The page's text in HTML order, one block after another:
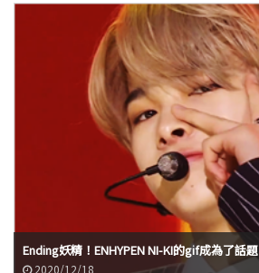
Ending妖精！ENHYPEN NI-KI的gif成為了話題
2020/12/18